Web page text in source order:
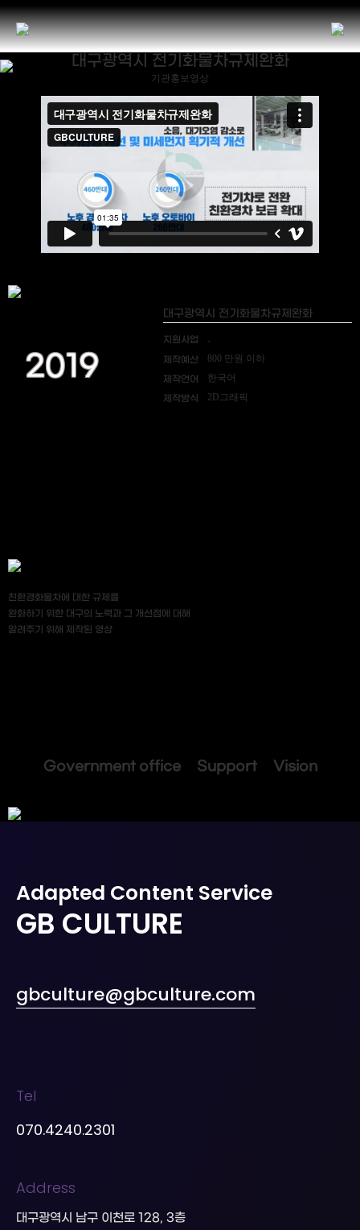
대구광역시 전기화물차규제완화
기관홍보영상
2019
대구광역시 전기화물차규제완화
지원사업 -
제작예산 800 만원 이하
제작언어 한국어
제작방식 2D그래픽
친환경화물차에 대한 규제를
완화하기 위한 대구의 노력과 그 개선점에 대해
알려주기 위해 제작된 영상
Government office Support Vision
Adapted Content Service
GB CULTURE
gbculture@gbculture.com
Tel
070.4240.2301
Address
대구광역시 남구 이천로 128, 3층